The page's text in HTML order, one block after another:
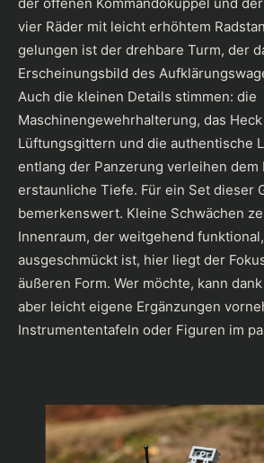
vier Räder mit leicht erhöhtem
gelungen ist der drehbare Turm, der
Erscheinungsbild des
Auch die kleinen Details stimmen: die
Maschinengewehrhalterung, das
Lüftungsgittern und die authentische
entlang der Panzerung verleihen dem
erstaunliche Tiefe. Für ein Set dieser
bemerkenswert. Kleine Schwächen
Innenraum, der weitgehend
ausgeschmückt ist, hier liegt der
äußeren Form. Wer möchte, kann
aber leicht eigene Ergänzungen
Instrumententafeln oder Figuren im